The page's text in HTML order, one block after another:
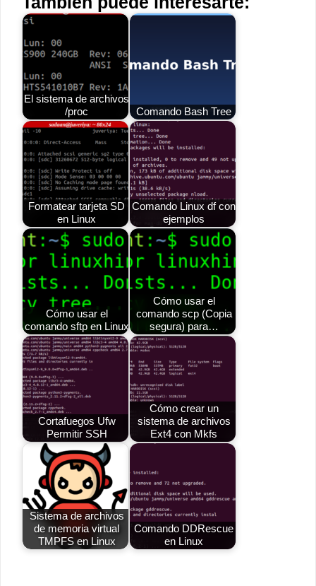
El sistema de archivos
/proc
Comando Bash Tree
Formatear tarjeta SD
en Linux
Comando Linux df con
ejemplos
Cómo usar el
comando sftp en Linux
Cómo usar el
comando scp (Copia
segura) para…
Cortafuegos Ufw
Permitir SSH
Cómo crear un
sistema de archivos
Ext4 con Mkfs
Sistema de archivos
de memoria virtual
TMPFS en Linux
Comando DDRescue
en Linux